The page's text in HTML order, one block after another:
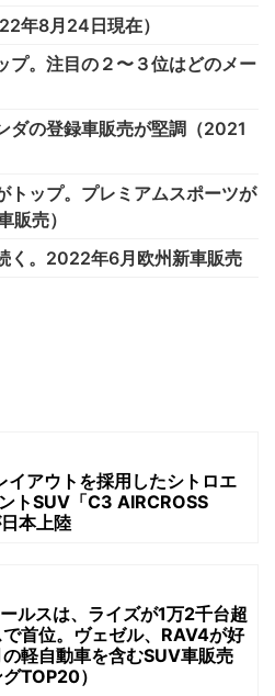
年8月24日現在）
プ。注目の２〜３位はどのメー
ダの登録車販売が堅調（2021
トップ。プレミアムスポーツが
販売）
く。2022年6月欧州新車販売
イアウトを採用したシトロエ
トSUV「C3 AIRCROSS
本上陸
ルスは、ライズが1万2千台超
首位。ヴェゼル、RAV4が好
軽自動車を含むSUV車販売
TOP20）